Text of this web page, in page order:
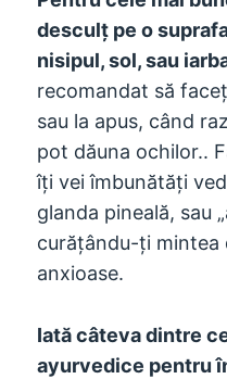
desculț pe o
nisipul, sol, sau
recomandat să
sau la apus, când
pot dăuna ochilor..
îți vei îmbunătăți
glanda pineală, sau
curățându-ți mintea
anxioase.
Iată câteva dintre
ayurvedice pentru